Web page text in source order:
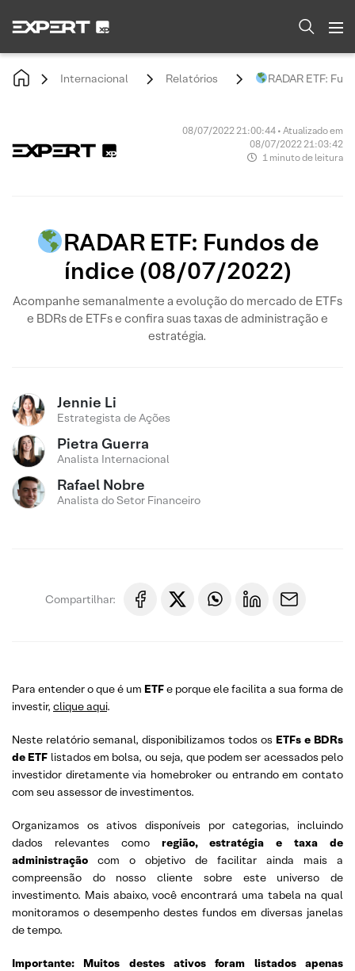
Internacional Relatórios RADAR ETF:
08/07/2022 21:00:44 • Atualizado em
08/07/2022 21:03:42
1 minuto de leitura
RADAR ETF: Fundos de
índice (08/07/2022)
Acompanhe semanalmente a evolução do mercado de ETFs
e BDRs de ETFs e confira suas taxas de administração e
estratégia.
Jennie Li
Estrategista de Ações
Pietra Guerra
Analista Internacional
Rafael Nobre
Analista do Setor Financeiro
Compartilhar:
Para entender o que é um ETFe porque ele facilita a sua forma de
investir, clique aqui.
Neste relatório semanal, disponibilizamos todos os ETFs e BDRs
de ETF listados em bolsa, ou seja, que podem ser acessados pelo
investidor diretamente via homebroker ou entrando em contato
com seu assessor de investimentos.
Organizamos os ativos disponíveis por categorias, incluindo
dados relevantes como região, estratégia e taxa de
administração com o objetivo de facilitar ainda mais a
compreensão do nosso cliente sobre este universo de
investimento. Mais abaixo, você encontrará uma tabela na qual
monitoramos o desempenho destes fundos em diversas janelas
de tempo.
Importante: Muitos destes ativos foram listados apenas